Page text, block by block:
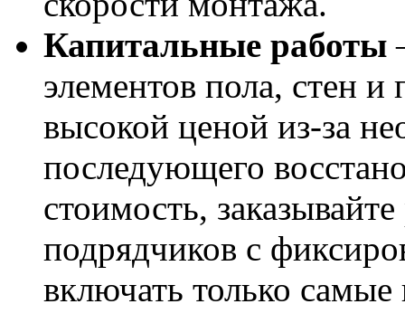
Капитальные работы
элементов пола, стен и
высокой ценой из-за
последующего
стоимость,
подрядчиков с
включать только